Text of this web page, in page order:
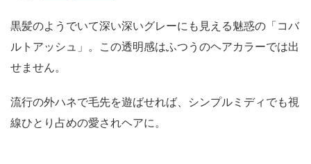
黒髪のようでいて深い深いグレーにも見える魅惑の「コバ
ルトアッシュ」。この透明感はふつうのヘアカラーでは出
せません。
流行の外ハネで毛先を遊ばせれば、シンプルミディでも視
線ひとり占めの愛されヘアに。